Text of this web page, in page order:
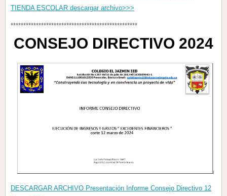
TIENDA ESCOLAR descargar archivo>>>
**************************************************
CONSEJO DIRECTIVO 2024
DESCARGAR ARCHIVO Presentación Informe Consejo Directivo 12